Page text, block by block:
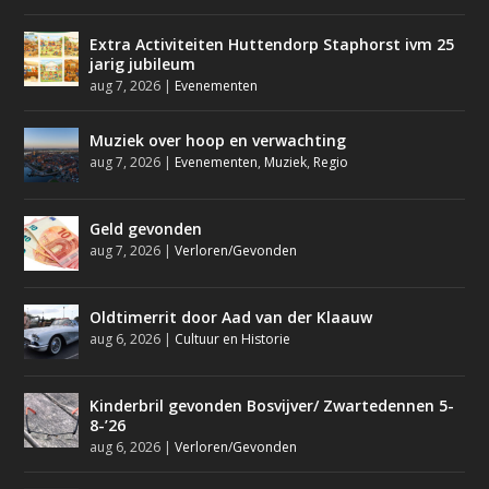
Extra Activiteiten Huttendorp Staphorst ivm 25
jarig jubileum
aug 7, 2026 | Evenementen
Muziek over hoop en verwachting
aug 7, 2026 | Evenementen, Muziek, Regio
Geld gevonden
aug 7, 2026 |Verloren/Gevonden
Oldtimerrit door Aad van der Klaauw
aug 6, 2026 | Cultuur en Historie
Kinderbril gevonden Bosvijver/ Zwartedennen 5-
8-’26
aug 6, 2026 |Verloren/Gevonden